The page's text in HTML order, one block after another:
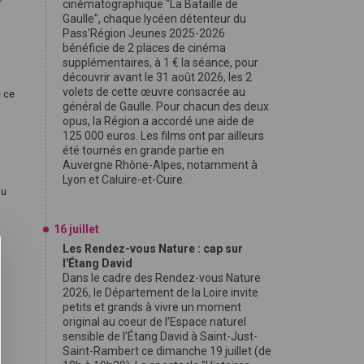
ce
cinématographique "La Bataille de
Gaulle", chaque lycéen détenteur du
Pass'Région Jeunes 2025-2026
bénéficie de 2 places de cinéma
supplémentaires, à 1 € la séance, pour
découvrir avant le 31 août 2026, les 2
volets de cette œuvre consacrée au
général de Gaulle. Pour chacun des deux
opus, la Région a accordé une aide de
125 000 euros. Les films ont par ailleurs
été tournés en grande partie en
Auvergne Rhône-Alpes, notamment à
Lyon et Caluire-et-Cuire.
16 juillet
Les Rendez-vous Nature : cap sur
l'Étang David
Dans le cadre des Rendez-vous Nature
2026, le Département de la Loire invite
petits et grands à vivre un moment
original au coeur de l'Espace naturel
sensible de l'Étang David à Saint-Just-
Saint-Rambert ce dimanche 19 juillet (de